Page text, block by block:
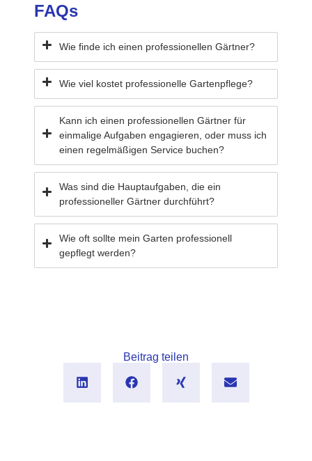
FAQs
Wie finde ich einen professionellen Gärtner?
Wie viel kostet professionelle Gartenpflege?
Kann ich einen professionellen Gärtner für
einmalige Aufgaben engagieren, oder muss ich
einen regelmäßigen Service buchen?
Was sind die Hauptaufgaben, die ein
professioneller Gärtner durchführt?
Wie oft sollte mein Garten professionell
gepflegt werden?
Beitrag teilen